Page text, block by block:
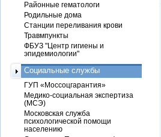
Районные гематологи
Родильные дома
Станции переливания крови
Травмпункты
ФБУЗ "Центр гигиены и
эпидемиологии"
Социальные службы
ГУП «Моссоцгарантия»
Медико-социальная экспертиза
(МСЭ)
Московская служба
психологической помощи
населению